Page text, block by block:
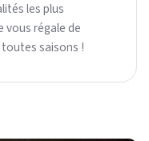
les plus
vous régale de
saisons !